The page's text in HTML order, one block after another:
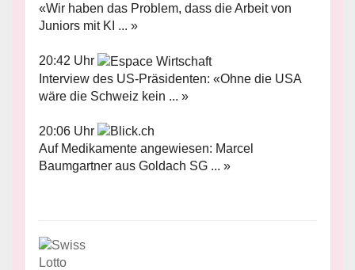
«Wir haben das Problem, dass die Arbeit von
Juniors mit KI ... »
20:42 Uhr
Interview des US-Präsidenten: «Ohne die USA
wäre die Schweiz kein ... »
20:06 Uhr
Auf Medikamente angewiesen: Marcel
Baumgartner aus Goldach SG ... »